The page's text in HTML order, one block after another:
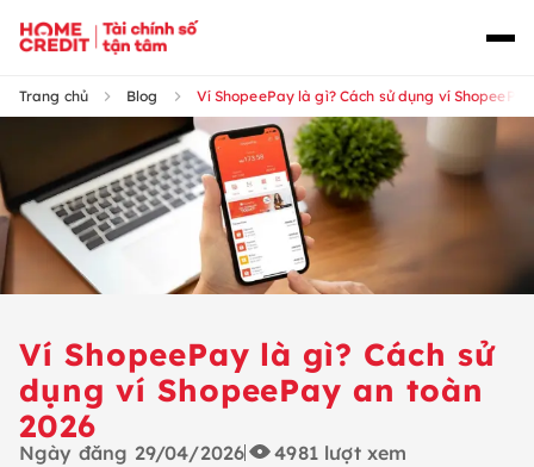
Trang chủ Blog Ví ShopeePay là gì? Cách sử dụng ví
Ví ShopeePay là gì? Cách sử
dụng ví ShopeePay an toàn
2026
Ngày đăng 29/04/2026 4981 lượt xem